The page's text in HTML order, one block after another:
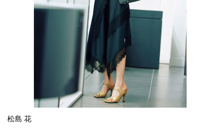
松島 花